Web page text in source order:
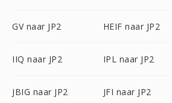
GV naar JP2 HEIF naar JP2
IIQ naar JP2 IPL naar JP2
JBIG naar JP2 JFI naar JP2